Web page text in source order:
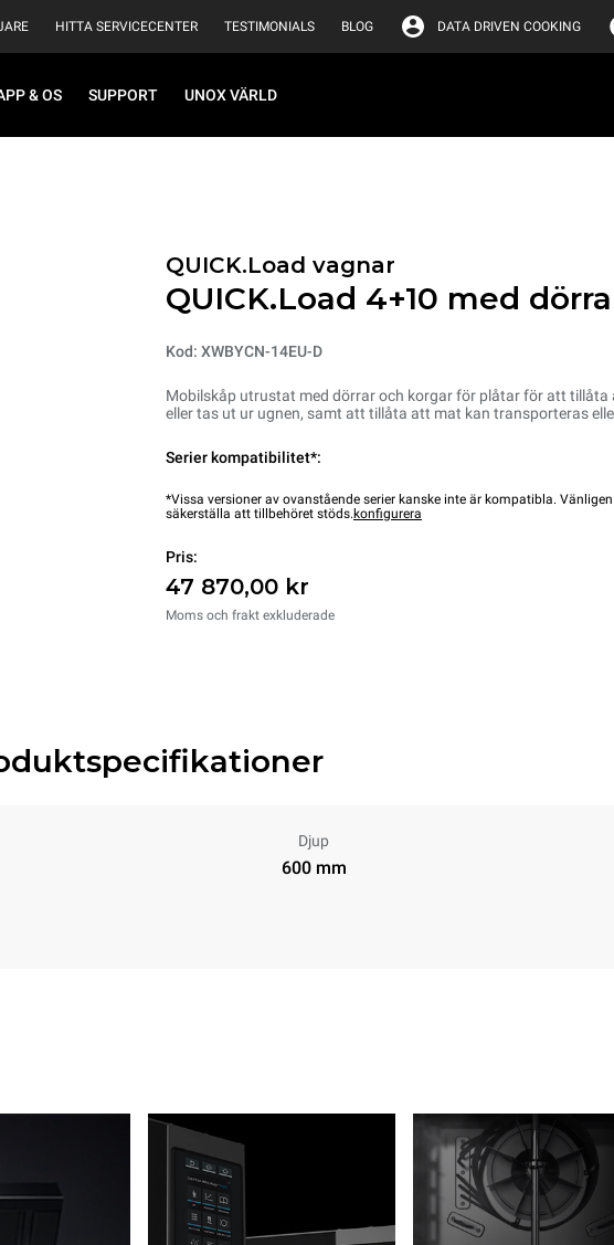
HITTA SERVICECENTER TESTIMONIALS BLOG DATA DRIVEN COOKING
& OS SUPPORT UNOX VÄRLD
QUICK.Load vagnar
QUICK.Load 4+10 med
Kod: XWBYCN-14EU-D
Mobilskåp utrustat med dörrar och korgar för plåtar för att tillåta
eller tas ut ur ugnen, samt att tillåta att mat kan transporteras
Serier kompatibilitet*:
*Vissa versioner av ovanstående serier kanske inte är kompatibla.
säkerställa att tillbehöret stöds. konfigurera
Pris:
47 870,00 kr
Moms och frakt exkluderade
Djup
600 mm